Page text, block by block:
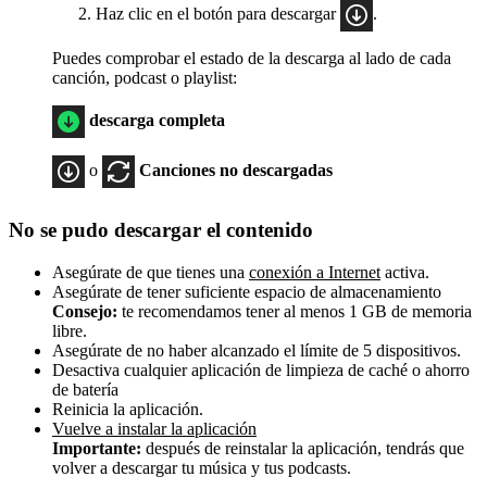
Haz clic en el botón para descargar
.
Puedes comprobar el estado de la descarga al lado de cada
canción, podcast o playlist:
descarga completa
o Canciones no descargadas
No se pudo descargar el contenido
Asegúrate de que tienes una conexión a Internet activa.
Asegúrate de tener suficiente espacio de almacenamiento
Consejo: te recomendamos tener al menos 1 GB de memoria
libre.
Asegúrate de no haber alcanzado el límite de 5 dispositivos.
Desactiva cualquier aplicación de limpieza de caché o ahorro
de batería
Reinicia la aplicación.
Vuelve a instalar la aplicación
Importante: después de reinstalar la aplicación, tendrás que
volver a descargar tu música y tus podcasts.